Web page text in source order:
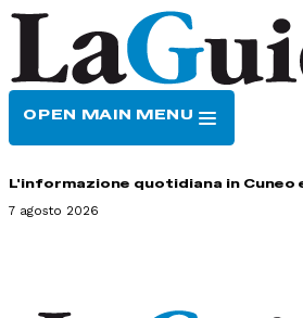
OPEN MAIN MENU
L'informazione quotidiana in Cuneo
7 agosto 2026